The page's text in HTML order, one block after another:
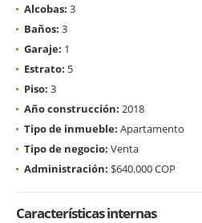
Alcobas: 3
Baños: 3
Garaje: 1
Estrato: 5
Piso: 3
Año construcción: 2018
Tipo de inmueble: Apartamento
Tipo de negocio: Venta
Administración: $640.000 COP
Características internas